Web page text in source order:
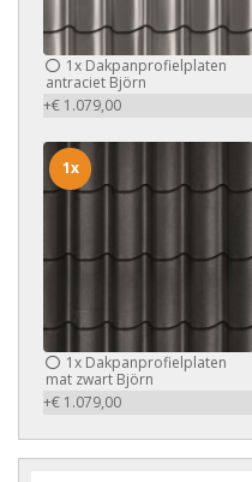
1x Dakpanprofielplaten
antraciet Björn
+€ 1.079,00
1x Dakpanprofielplaten
mat zwart Björn
+€ 1.079,00
1x